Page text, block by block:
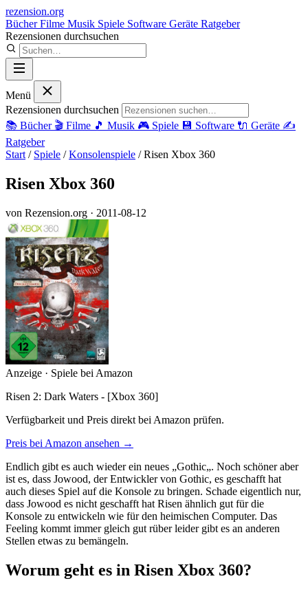
rezension.org
BücherFilme Musik Spiele Software Geräte Ratgeber
Rezensionen durchsuchen
Menü
Rezensionen durchsuchen
📚 Bücher 🎬 Filme 🎵 Musik 🎮 Spiele 💾 Software 🔌 Geräte ✍️
Ratgeber
Start / Spiele / Konsolenspiele / Risen Xbox 360
Risen Xbox 360
von Rezension.org · 2011-08-12
Anzeige · Spiele bei Amazon
Risen 2: Dark Waters - [Xbox 360]
Verfügbarkeit und Preis direkt bei Amazon prüfen.
Preis bei Amazon ansehen →
Endlich gibt es auch wieder ein neues „Gothic„. Noch schöner aber
ist es, dass Jowood, der Entwickler von Gothic, es geschafft hat
auch dieses Spiel auf die Konsole zu bringen. Schade eigentlich nur,
dass Jowood es nicht geschafft hat Risen ähnlich gut für die
Konsole zu entwickeln wie für den heimischen Computer. Das
Feeling kommt immer gleich gut rüber leider gibt es an anderen
Stellen etwas zu bemängeln.
Worum geht es in Risen Xbox 360?